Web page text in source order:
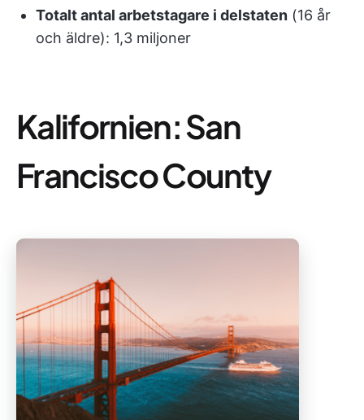
Totalt antal arbetstagare i delstaten (16 år
och äldre): 1,3 miljoner
Kalifornien: San
Francisco County